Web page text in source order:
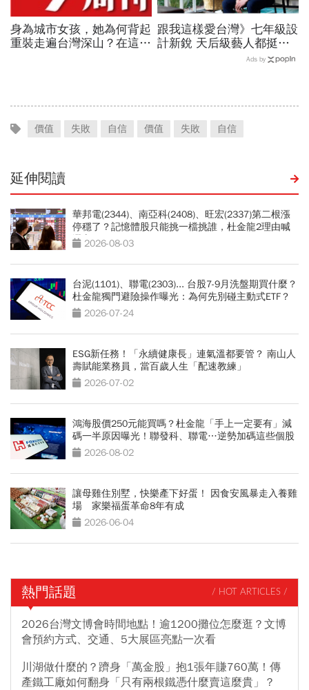
身為城市女孩，她為何背起
重裝走遍台灣深山？在這座
跟我這樣愛台灣》七年級設
計新銳 天后級藝人都挺他
陳劭彥孵品牌 勇闖倫敦時
Ads by
價值 失敗 自信 價值 失敗 自信
延伸閱讀
華邦電(2344)、南亞科(2408)、旺宏(2337)第二根漲
停穩了？記憶體股只能挑一檔挑誰，杜金龍2理由喊
選它2026-08-03
台泥(1101)、聯電(2303)... 台股7-9月洗盤期買什麼？
杜金龍獨門避險操作曝光：為何先別碰主動式ETF？
2026-07-24
ESG新任務！「永續健康長」連氣溫都要管？ 南山人
壽賦能業務員，當百歲人生「配速教練」
2026-07-02
鴻海股價250元能買嗎？杜金龍「手上一定要有」減
碼一半原因曝光！聯發科、聯電…逆勢加碼這些個股
2026-08-02
讓母雞住別墅，快樂產下好蛋！ 因食安風暴走入養雞
場 家樂福蛋革命8年有成
2026-06-04
熱門話題 / HOT ARTICLES /
2026台灣文博會時間地點！逾1200攤位怎麼逛？文博
會預約方式、交通、5大展區亮點一次看
川湖做什麼的？躋身「萬金股」抱1張年賺760萬！傳
產鐵工廠如何翻身「只有兩根鐵憑什麼賣這麼貴」？